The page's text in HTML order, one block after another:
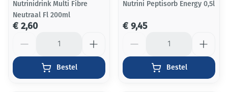
Nutrinidrink Multi Fibre
Neutraal Fl 200ml
€ 2,60
Bestel
Nutrini Peptisorb Energy 0,5l
€ 9,45
Bestel